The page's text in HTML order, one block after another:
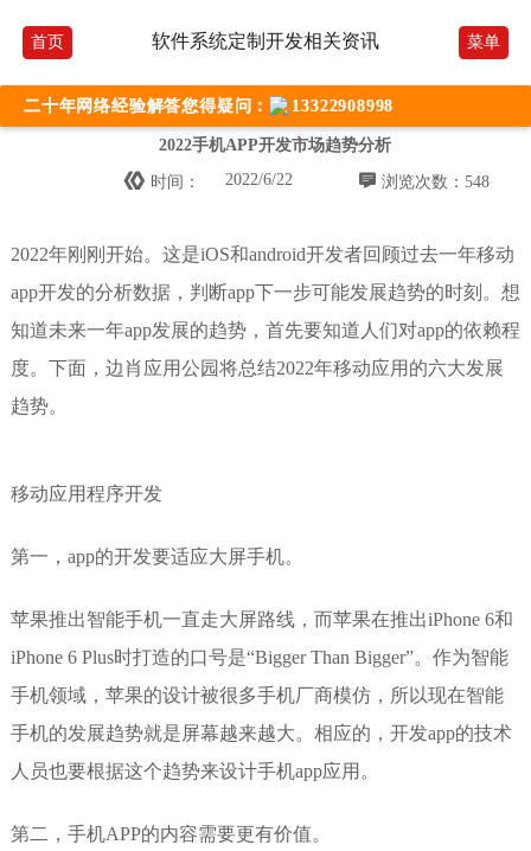
首页 软件系统定制开发相关资讯 菜单
二十年网络经验解答您得疑问： 13322908998
2022手机APP开发市场趋势分析
 浏览次数：548
 时间： 2022/6/22
2022年刚刚开始。这是iOS和android开发者回顾过去一年移动
app开发的分析数据，判断app下一步可能发展趋势的时刻。想
知道未来一年app发展的趋势，首先要知道人们对app的依赖程
度。下面，边肖应用公园将总结2022年移动应用的六大发展
趋势。
移动应用程序开发
第一，app的开发要适应大屏手机。
苹果推出智能手机一直走大屏路线，而苹果在推出iPhone 6和
iPhone 6 Plus时打造的口号是“Bigger Than Bigger”。作为智能
手机领域，苹果的设计被很多手机厂商模仿，所以现在智能
手机的发展趋势就是屏幕越来越大。相应的，开发app的技术
人员也要根据这个趋势来设计手机app应用。
第二，手机APP的内容需要更有价值。